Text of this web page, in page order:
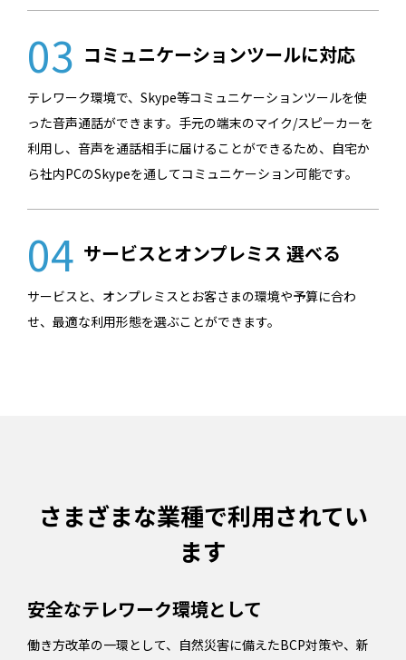
03 コミュニケーションツールに対応
テレワーク環境で、Skype等コミュニケーションツールを使
った音声通話ができます。手元の端末のマイク/スピーカーを
利用し、音声を通話相手に届けることができるため、自宅か
ら社内PCのSkypeを通してコミュニケーション可能です。
04 サービスとオンプレミス 選べる
サービスと、オンプレミスとお客さまの環境や予算に合わ
せ、最適な利用形態を選ぶことができます。
さまざまな業種で利用されてい
ます
安全なテレワーク環境として
働き方改革の一環として、自然災害に備えたBCP対策や、新